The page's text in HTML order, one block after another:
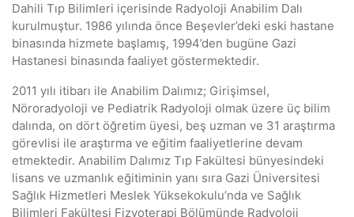
Dahili Tıp Bilimleri içerisinde Radyoloji Anabilim Dalı
kurulmuştur. 1986 yılında önce Beşevler’deki eski hastane
binasında hizmete başlamış, 1994’den bugüne Gazi
Hastanesi binasında faaliyet göstermektedir.
2011 yılı itibarı ile Anabilim Dalımız; Girişimsel,
Nöroradyoloji ve Pediatrik Radyoloji olmak üzere üç bilim
dalında, on dört öğretim üyesi, beş uzman ve 31 araştırma
görevlisi ile araştırma ve eğitim faaliyetlerine devam
etmektedir. Anabilim Dalımız Tıp Fakültesi bünyesindeki
lisans ve uzmanlık eğitiminin yanı sıra Gazi Üniversitesi
Sağlık Hizmetleri Meslek Yüksekokulu’nda ve Sağlık
Bilimleri Fakültesi Fizyoterapi Bölümünde Radyoloji